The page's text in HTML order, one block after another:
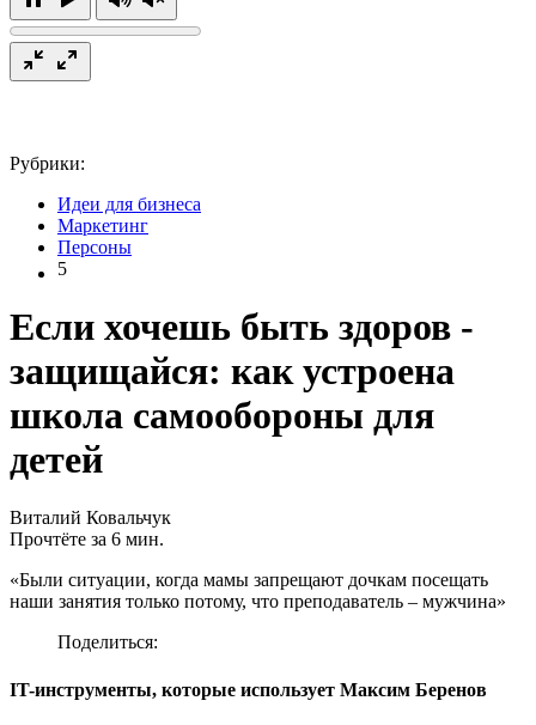
Рубрики:
Идеи для бизнеса
Маркетинг
Персоны
5
Если хочешь быть здоров -
защищайся: как устроена
школа самообороны для
детей
Виталий Ковальчук
Прочтёте за 6 мин.
«Были ситуации, когда мамы запрещают дочкам посещать
наши занятия только потому, что преподаватель – мужчина»
Поделиться:
IT-инструменты, которые использует Максим Беренов